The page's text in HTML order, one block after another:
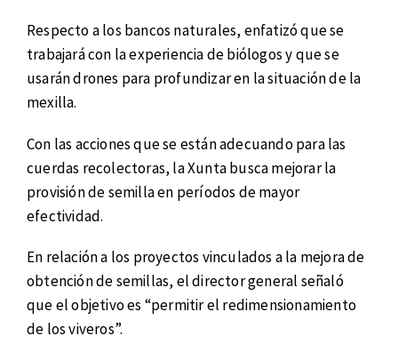
Respecto a los bancos naturales, enfatizó que se
trabajará con la experiencia de biólogos y que se
usarán drones para profundizar en la situación de la
mexilla.
Con las acciones que se están adecuando para las
cuerdas recolectoras, la Xunta busca mejorar la
provisión de semilla en períodos de mayor
efectividad.
En relación a los proyectos vinculados a la mejora de
obtención de semillas, el director general señaló
que el objetivo es “permitir el redimensionamiento
de los viveros”.